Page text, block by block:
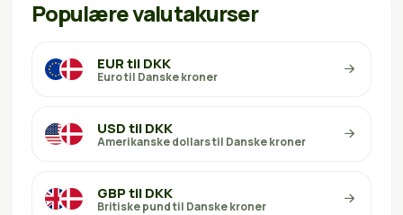
Populære valutakurser
EUR til DKK
Euro til Danske kroner
USD til DKK
Amerikanske dollars til Danske kroner
GBP til DKK
Britiske pund til Danske kroner